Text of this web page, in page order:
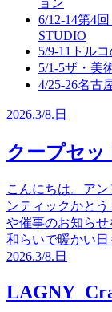
ョン
6/12-14第4回
STUDIO
5/9-11 トル
5/1-5ザ・美
4/25-26名古
2026.3/8. 日
クープセッ
こんにちは。ア
ンティックかと
や催事のお知ら
和らいで暖かい日
2026.3/8. 日
LAGNY